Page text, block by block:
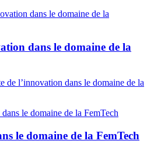
dans le domaine de la
de l’innovation dans le domaine de la
le domaine de la FemTech